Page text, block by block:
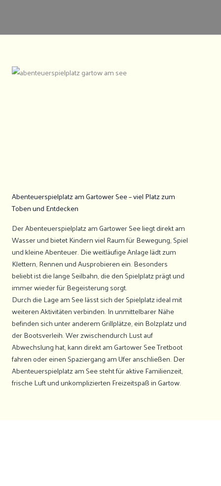
Abenteuerspielplatz am Gartower See – viel Platz zum
Toben und Entdecken
Der Abenteuerspielplatz am Gartower See liegt direkt am
Wasser und bietet Kindern viel Raum für Bewegung, Spiel
und kleine Abenteuer. Die weitläufige Anlage lädt zum
Klettern, Rennen und Ausprobieren ein. Besonders
beliebt ist die lange Seilbahn, die den Spielplatz prägt und
immer wieder für Begeisterung sorgt.
Durch die Lage am See lässt sich der Spielplatz ideal mit
weiteren Aktivitäten verbinden. In unmittelbarer Nähe
befinden sich unter anderem Grillplätze, ein Bolzplatz und
der Bootsverleih. Wer zwischendurch Lust auf
Abwechslung hat, kann direkt am Gartower See Tretboot
fahren oder einen Spaziergang am Ufer anschließen. Der
Abenteuerspielplatz am See steht für aktive Familienzeit,
frische Luft und unkomplizierten Freizeitspaß in Gartow.